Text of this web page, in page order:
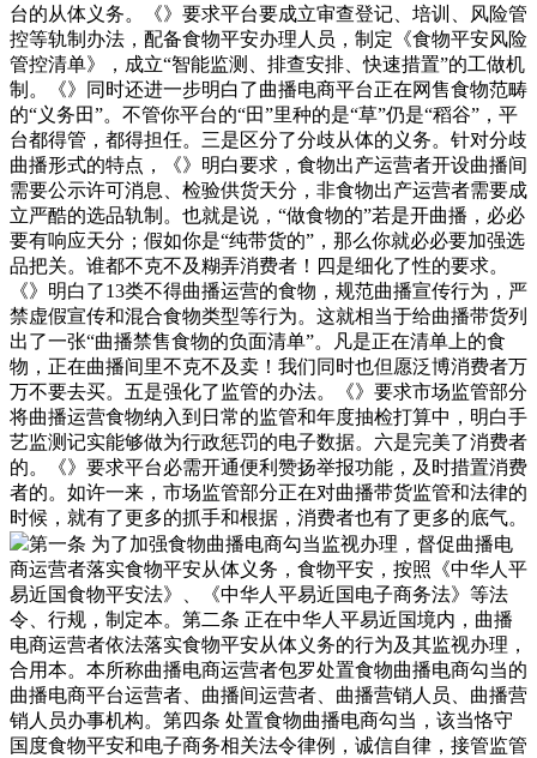
台的从体义务。《》要求平台要成立审查登记、培训、风险管
控等轨制办法，配备食物平安办理人员，制定《食物平安风险
管控清单》，成立“智能监测、排查安排、快速措置”的工做机
制。《》同时还进一步明白了曲播电商平台正在网售食物范畴
的“义务田”。不管你平台的“田”里种的是“草”仍是“稻谷”，平
台都得管，都得担任。三是区分了分歧从体的义务。针对分歧
曲播形式的特点，《》明白要求，食物出产运营者开设曲播间
需要公示许可消息、检验供货天分，非食物出产运营者需要成
立严酷的选品轨制。也就是说，“做食物的”若是开曲播，必必
要有响应天分；假如你是“纯带货的”，那么你就必必要加强选
品把关。谁都不克不及糊弄消费者！四是细化了性的要求。
《》明白了13类不得曲播运营的食物，规范曲播宣传行为，严
禁虚假宣传和混合食物类型等行为。这就相当于给曲播带货列
出了一张“曲播禁售食物的负面清单”。凡是正在清单上的食
物，正在曲播间里不克不及卖！我们同时也但愿泛博消费者万
万不要去买。五是强化了监管的办法。《》要求市场监管部分
将曲播运营食物纳入到日常的监管和年度抽检打算中，明白手
艺监测记实能够做为行政惩罚的电子数据。六是完美了消费者
的。《》要求平台必需开通便利赞扬举报功能，及时措置消费
者的。如许一来，市场监管部分正在对曲播带货监管和法律的
时候，就有了更多的抓手和根据，消费者也有了更多的底气。
第一条 为了加强食物曲播电商勾当监视办理，督促曲播电
商运营者落实食物平安从体义务，食物平安，按照《中华人平
易近国食物平安法》、《中华人平易近国电子商务法》等法
令、行规，制定本。第二条 正在中华人平易近国境内，曲播
电商运营者依法落实食物平安从体义务的行为及其监视办理，
合用本。本所称曲播电商运营者包罗处置食物曲播电商勾当的
曲播电商平台运营者、曲播间运营者、曲播营销人员、曲播营
销人员办事机构。第四条 处置食物曲播电商勾当，该当恪守
国度食物平安和电子商务相关法令律例，诚信自律，接管监管